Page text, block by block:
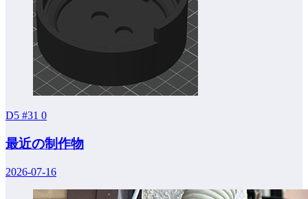
D5 #31 0
最近の制作物
2026-07-16